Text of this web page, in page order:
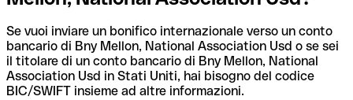
Se vuoi inviare un bonifico internazionale verso un conto
bancario di Bny Mellon, National Association Usd o se sei
il titolare di un conto bancario di Bny Mellon, National
Association Usd in Stati Uniti, hai bisogno del codice
BIC/SWIFT insieme ad altre informazioni.